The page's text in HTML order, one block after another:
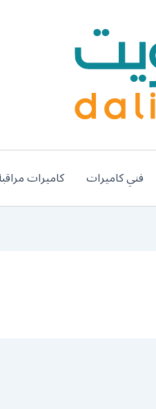
فني كاميرات كاميرات